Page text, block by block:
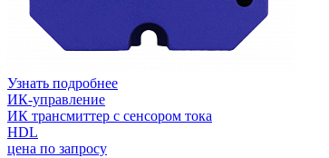
Узнать подробнее
ИК-управление
ИК трансмиттер с сенсором тока
HDL
цена по запросу